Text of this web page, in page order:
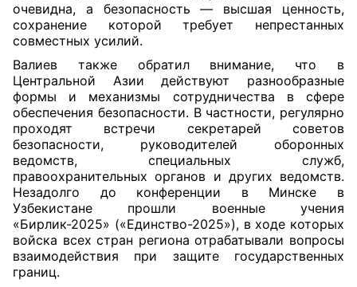
очевидна, а безопасность — высшая ценность,
сохранение которой требует непрестанных
совместных усилий.
Валиев также обратил внимание, что в
Центральной Азии действуют разнообразные
формы и механизмы сотрудничества в сфере
обеспечения безопасности. В частности, регулярно
проходят встречи секретарей советов
безопасности, руководителей оборонных
ведомств, специальных служб,
правоохранительных органов и других ведомств.
Незадолго до конференции в Минске в
Узбекистане прошли военные учения
«Бирлик-2025» («Единство-2025»), в ходе которых
войска всех стран региона отрабатывали вопросы
взаимодействия при защите государственных
границ.